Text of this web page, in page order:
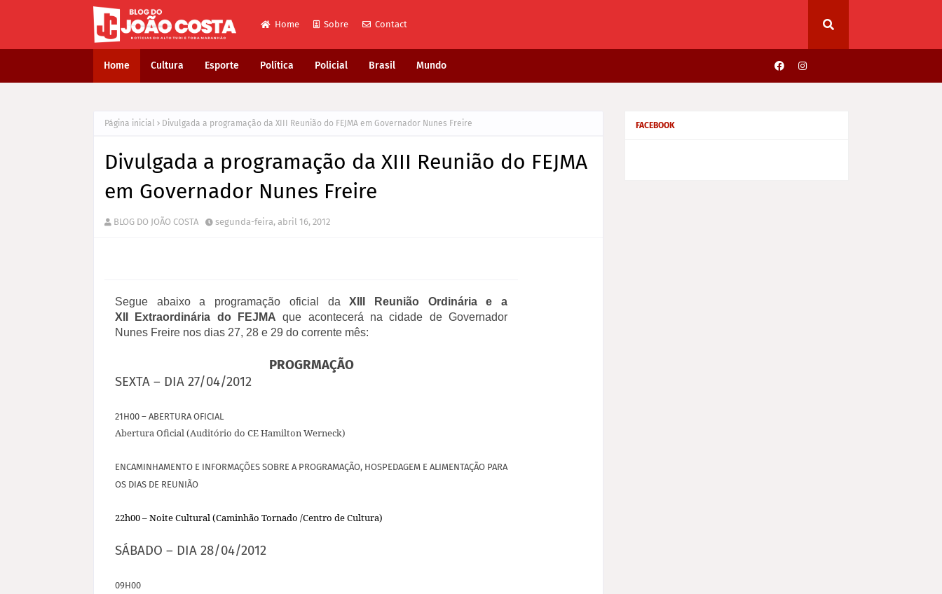
Home Sobre Contact
Home Cultura Esporte Política Policial Brasil Mundo
Página inicial Divulgada a programação da XIII Reunião do FEJMA em Governador Nunes Freire
Divulgada a programação da XIII Reunião do FEJMA
em Governador Nunes Freire
BLOG DO JOÃO COSTA segunda-feira, abril 16, 2012
Segue abaixo a programação oficial daXIII Reunião Ordinária e a
XII
Extraordinária do FEJMA que acontecerá na cidade de Governador
Nunes Freire nos dias 27, 28 e 29 do corrente mês:
PROGRMAÇÃO
SEXTA – DIA 27/04/2012
21H00 – ABERTURA OFICIAL
Abertura Oficial (Auditório do CE Hamilton Werneck)
ENCAMINHAMENTO E INFORMAÇÕES SOBRE A PROGRAMAÇÃO, HOSPEDAGEM E ALIMENTAÇÃO PARA
OS DIAS DE REUNIÃO
22h00 – Noite Cultural (Caminhão Tornado /Centro de Cultura)
SÁBADO – DIA 28/04/2012
09H00
FACEBOOK